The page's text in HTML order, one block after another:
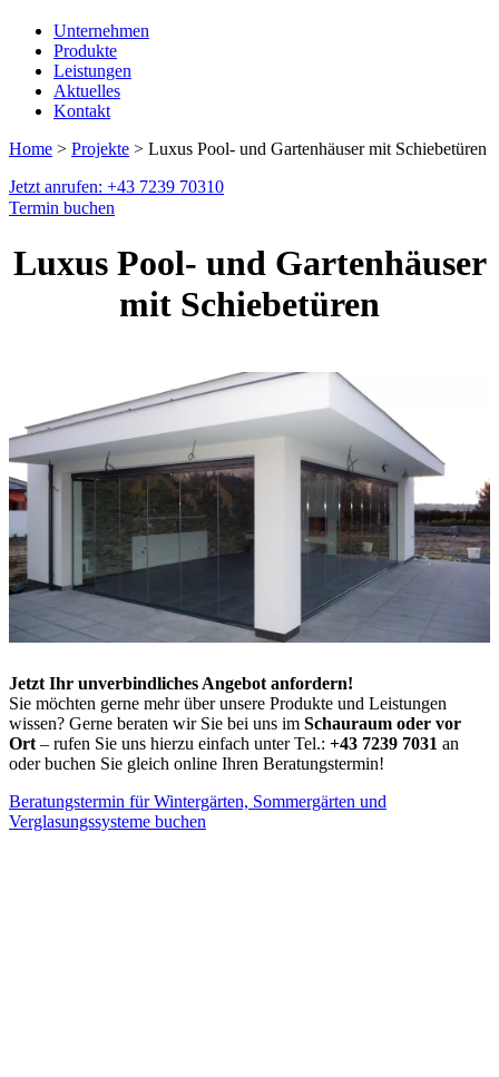
Unternehmen
Produkte
Leistungen
Aktuelles
Kontakt
Home > Projekte > Luxus Pool- und Gartenhäuser mit Schiebetüren
Jetzt anrufen: +43 7239 70310
Termin buchen
Luxus Pool- und Gartenhäuser
mit Schiebetüren
Jetzt Ihr unverbindliches Angebot anfordern!
Sie möchten gerne mehr über unsere Produkte und Leistungen
wissen? Gerne beraten wir Sie bei uns im Schauraum oder vor
Ort – rufen Sie uns hierzu einfach unter Tel.: +43 7239 7031 an
oder buchen Sie gleich online Ihren Beratungstermin!
Beratungstermin für Wintergärten, Sommergärten und
Verglasungssysteme buchen